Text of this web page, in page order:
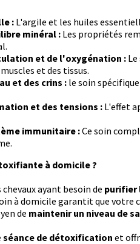
: L'argile et les huiles
minéral : Les propriétés
et de l'oxygénation :
et des tissus.
et des crins : le soin
et des tensions :L'effet
immunitaire :Ce soin
à domicile ?
ayant besoin de purifier
à domicile garantit que
de maintenir un niveau de
séance de détoxification et